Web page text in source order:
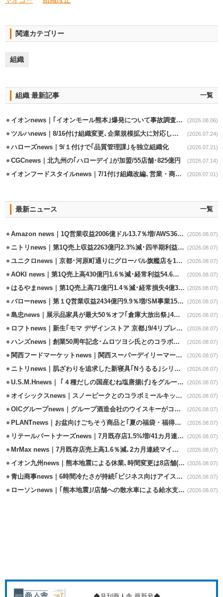
関連カテゴリー
組織
組織 最新記事 一覧
イオンnews｜｢イオンモール熊本｣爆発について事故調査委員会設置 (2026.08.06)
ツルハnews｜8/16付け組織変更､企業規模拡大に対応した財経本部強化 (2026.07.24)
ハローズnews｜9/１付けで｢品質管理課｣を独立組織化 (2026.07.21)
CGCnews｜北九州の｢ハローデイ｣が加盟/55店舗･825億円 (2026.07.14)
イオンフードスタイルnews｜7/1付け組織改編､営業・商品本部を再編 (2026.07.01)
最新ニュース 一覧
Amazon news｜1Q営業収益2006億ドル13.7％増/AWS36.8％％増が貢献 (2026.08.07)
ニトリnews｜第1Q売上収益2263億円2.3%減･四半期利益1.4％減 (2026.08.07)
ユニクロnews｜京都･河原町通りにグローバル旗艦店を11/6開設 (2026.08.07)
AOKI news｜第1Q売上高430億円1.6％減･経常利益54.6％減 (2026.08.07)
はるやまnews｜第1Q売上高71億円1.4％減･経常損失4億3800万円 (2026.08.07)
バローnews｜第１Q営業収益2434億円9.9％増/SM事業15.5％増と絶好調 (2026.08.07)
島忠news｜展示品家具が最大50％オフ｢倉庫大放出祭｣4店舗限定で開催 (2026.08.07)
ロフトnews｜新生｢モマ デザインストア 京都｣9/4リプレイスオープン (2026.08.07)
ハンズnews｜創業50周年記念･ムロツヨシ氏とのコラボ企画｢ムロハンズ｣開催 (2026.08.07)
関西フードマーケットnews｜関西スーパーデイリーマート蒲生店8/7改装 (2026.08.07)
ニトリnews｜肌ざわりを追求した新寝具｢Nうるる｣シリーズを発売 (2026.08.07)
U.S.M.Hnews｜ ｢４種だしの国産むね塩唐揚げ｣をグループ610店で共同販促 (2026.08.07)
オイシックスnews｜スノーピークとのコラボミールキット8/13発売 (2026.08.07)
OICグループnews｜グループ酒造会社のウイスキーがコンペティション受賞 (2026.08.07)
PLANTnews｜お盆向けごちそう商品と｢夏の福袋・福得カート｣8/8から開催 (2026.08.07)
リテールパートナーズnews｜7月既存店1.5%増/41カ月連続増 (2026.08.07)
MrMax news｜7月既存店売上高1.6％減､2カ月連続マイナス (2026.08.07)
イオン九州news｜熊本地震による休業､時間変更は8店舗(8/7時点) (2026.08.07)
青山商事news｜6時間冷たさが持続｢ビジネス向けアイスベスト｣発売 (2026.08.07)
ローソンnews｜｢熊本地震｣/店舗への散水車による給水支援を開始 (2026.08.07)